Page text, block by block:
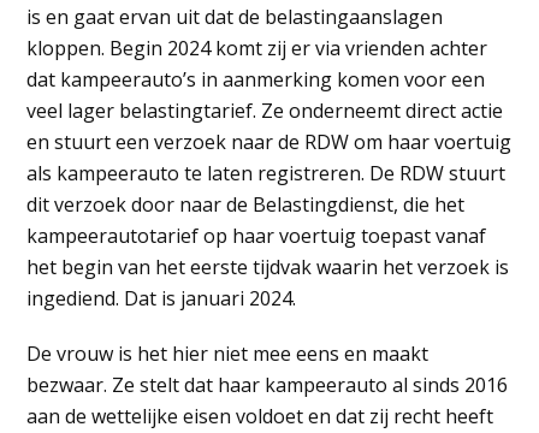
is en gaat ervan uit dat de belastingaanslagen
kloppen. Begin 2024 komt zij er via vrienden achter
dat kampeerauto’s in aanmerking komen voor een
veel lager belastingtarief. Ze onderneemt direct actie
en stuurt een verzoek naar de RDW om haar voertuig
als kampeerauto te laten registreren. De RDW stuurt
dit verzoek door naar de Belastingdienst, die het
kampeerautotarief op haar voertuig toepast vanaf
het begin van het eerste tijdvak waarin het verzoek is
ingediend. Dat is januari 2024.
De vrouw is het hier niet mee eens en maakt
bezwaar. Ze stelt dat haar kampeerauto al sinds 2016
aan de wettelijke eisen voldoet en dat zij recht heeft